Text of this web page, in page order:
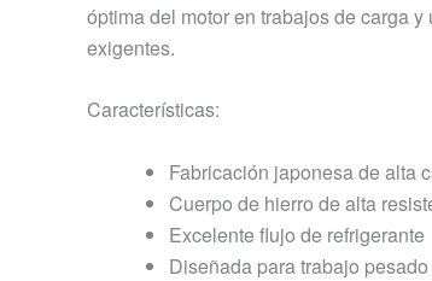
óptima del motor en trabajos de carga
exigentes.
Características:
Fabricación japonesa de alta
Cuerpo de hierro de alta
Excelente flujo de refrigerante
Diseñada para trabajo pesado